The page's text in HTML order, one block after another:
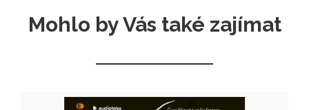
Mohlo by Vás také zajímat